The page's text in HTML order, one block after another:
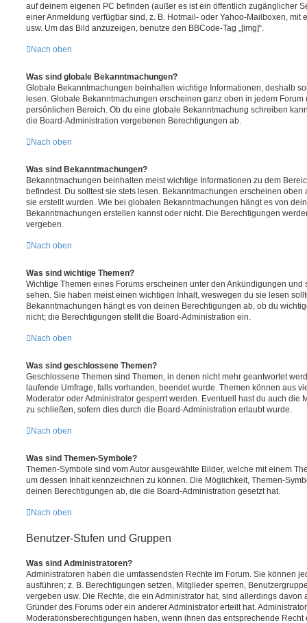
auf deinem eigenen PC befinden (außer es ist ein öffentlich zugänglicher
einer Anmeldung verfügbar sind, z. B. Hotmail- oder Yahoo-Mailboxen, mit
usw. Um das Bild anzuzeigen, benutze den BBCode-Tag „[img]“.
Nach oben
Was sind globale Bekanntmachungen?
Globale Bekanntmachungen beinhalten wichtige Informationen, deshalb
lesen. Globale Bekanntmachungen erscheinen ganz oben in jedem
persönlichen Bereich. Ob du eine globale Bekanntmachung schreiben
die Board-Administration vergebenen Berechtigungen ab.
Nach oben
Was sind Bekanntmachungen?
Bekanntmachungen beinhalten meist wichtige Informationen zu dem
befindest. Du solltest sie stets lesen. Bekanntmachungen erscheinen oben
sie erstellt wurden. Wie bei globalen Bekanntmachungen hängt es von
Bekanntmachungen erstellen kannst oder nicht. Die Berechtigungen
vergeben.
Nach oben
Was sind wichtige Themen?
Wichtige Themen eines Forums erscheinen unter den Ankündigungen und
sehen. Sie haben meist einen wichtigen Inhalt, weswegen du sie lesen
Bekanntmachungen hängt es von deinen Berechtigungen ab, ob du
nicht; die Berechtigungen stellt die Board-Administration ein.
Nach oben
Was sind geschlossene Themen?
Geschlossene Themen sind Themen, in denen nicht mehr geantwortet
laufende Umfrage, falls vorhanden, beendet wurde. Themen können aus
Moderator oder Administrator gesperrt werden. Eventuell hast du auch die
zu schließen, sofern dies durch die Board-Administration erlaubt wurde.
Nach oben
Was sind Themen-Symbole?
Themen-Symbole sind vom Autor ausgewählte Bilder, welche mit einem
um dessen Inhalt kennzeichnen zu können. Die Möglichkeit, Themen-
deinen Berechtigungen ab, die die Board-Administration gesetzt hat.
Nach oben
Benutzer-Stufen und Gruppen
Was sind Administratoren?
Administratoren haben die umfassendsten Rechte im Forum. Sie können
ausführen; z. B. Berechtigungen setzen, Mitglieder sperren,
vergeben usw. Die Rechte, die ein Administrator hat, sind allerdings
Gründer des Forums oder ein anderer Administrator erteilt hat.
Moderationsberechtigungen haben, wenn ihnen das entsprechende Recht